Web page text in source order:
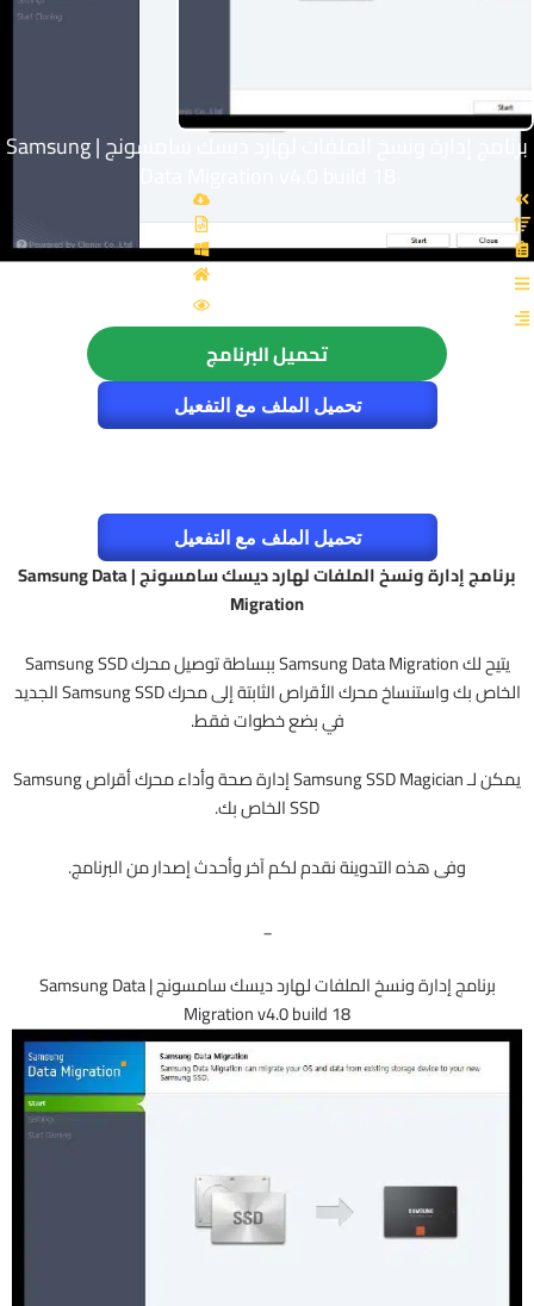
برنامج إدارة ونسخ الملفات لهارد ديسك سامسونج | Samsung
تحميل البرنامج
تحميل الملف مع التفعيل
تحميل الملف مع التفعيل
برنامج إدارة ونسخ الملفات لهارد ديسك سامسونج | Samsung Data
Migration
يتيح لك Samsung Data Migration ببساطة توصيل محرك Samsung SSD
الخاص بك واستنساخ محرك الأقراص الثابتة إلى محرك Samsung SSD الجديد
في بضع خطوات فقط.
يمكن لـ Samsung SSD Magician إدارة صحة وأداء محرك أقراص Samsung
SSD الخاص بك.
وفى هذه التدوينة نقدم لكم آخر وأحدث إصدار من البرنامج.
_
برنامج إدارة ونسخ الملفات لهارد ديسك سامسونج | Samsung Data
Migration v4.0 build 18